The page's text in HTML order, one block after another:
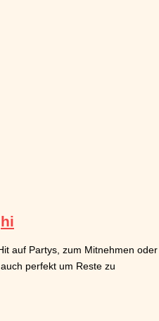
auf Partys, zum Mitnehmen oder
perfekt um Reste zu